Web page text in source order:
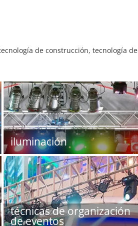
de construcción, tecnología
iluminación
técnicas de organización
de eventos